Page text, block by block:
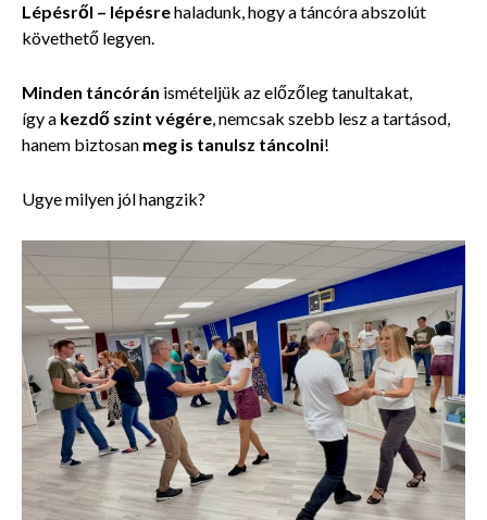
Lépésről – lépésrehaladunk, hogy a táncóra abszolút
követhető legyen.
Minden táncórán ismételjük az előzőleg tanultakat,
így a kezdő szint végére, nemcsak szebb lesz a tartásod,
hanem biztosan meg is tanulsz táncolni!
Ugye milyen jól hangzik?